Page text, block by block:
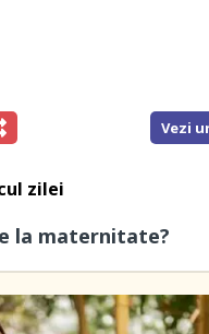
Vezi
zilei
la maternitate?